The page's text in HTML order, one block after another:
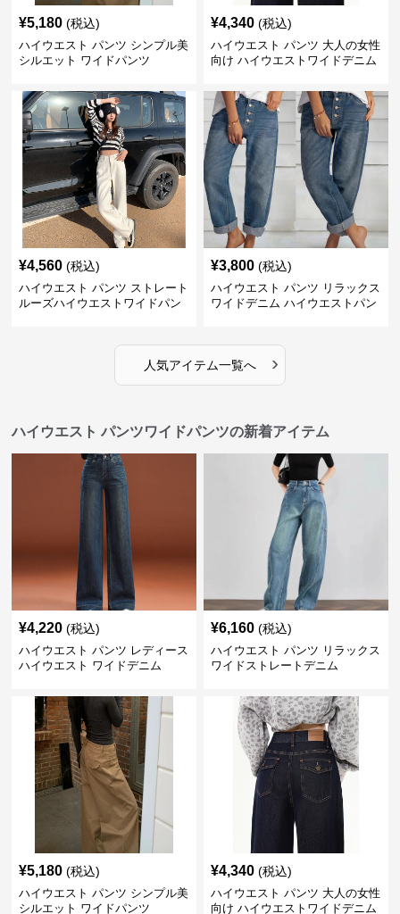
¥5,180 (税込)
ハイウエスト パンツ シンプル美
シルエット ワイドパンツ
¥4,340 (税込)
ハイウエスト パンツ 大人の女性
向け ハイウエストワイドデニム
¥4,560 (税込)
ハイウエスト パンツ ストレート
ルーズハイウエストワイドパン
¥3,800 (税込)
ハイウエスト パンツ リラックス
ワイドデニム ハイウエストパン
人気アイテム一覧へ ›
ハイウエスト パンツワイドパンツの新着アイテム
¥4,220 (税込)
ハイウエスト パンツ レディース
ハイウエスト ワイドデニム
¥6,160 (税込)
ハイウエスト パンツ リラックス
ワイドストレートデニム
¥5,180 (税込)
ハイウエスト パンツ シンプル美
シルエット ワイドパンツ
¥4,340 (税込)
ハイウエスト パンツ 大人の女性
向け ハイウエストワイドデニム